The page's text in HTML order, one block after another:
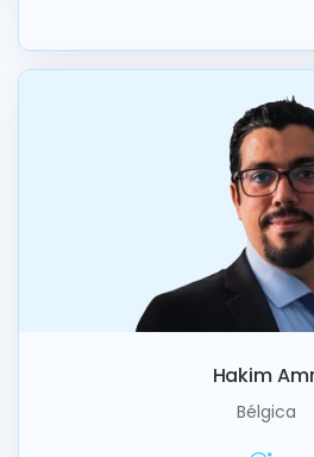
Hakim
Bélgica